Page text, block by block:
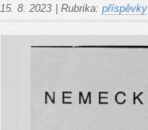
15. 8. 2023 Rubrika: příspěvky